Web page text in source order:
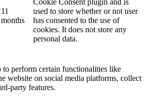
11
months
used to store whether or not user
has consented to the use of
cookies. It does not store any
personal data.
to perform certain functionalities like
website on social media platforms, collect
party features.